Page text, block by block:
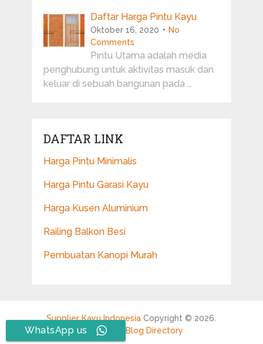
Daftar Harga Pintu Kayu
Oktober 16, 2020
No
Comments
Pintu Utama adalah media
penghubung untuk aktivitas masuk dan
keluar di sebuah bangunan pada …
DAFTAR LINK
Harga Pintu Minimalis
Harga Pintu Garasi Kayu
Harga Kusen Aluminium
Railing Balkon Besi
Pembuatan Kanopi Murah
Supplier Kayu Indonesia Copyright © 2026.
Blogarama - Blog Directory
WhatsApp us